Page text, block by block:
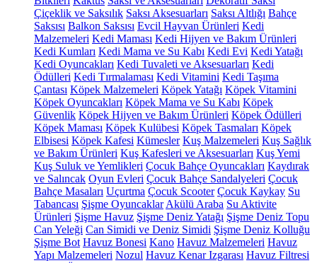
Çiçeklik ve Saksılık Saksı Aksesuarları Saksı Altlığı Bahçe
Saksısı Balkon Saksısı Evcil Hayvan Ürünleri Kedi
Malzemeleri Kedi Maması Kedi Hijyen ve Bakım Ürünleri
Kedi Kumları Kedi Mama ve Su Kabı Kedi Evi Kedi Yatağı
Kedi Oyuncakları Kedi Tuvaleti ve Aksesuarları Kedi
Ödülleri Kedi Tırmalaması Kedi Vitamini Kedi Taşıma
Çantası Köpek Malzemeleri Köpek Yatağı Köpek Vitamini
Köpek Oyuncakları Köpek Mama ve Su Kabı Köpek
Güvenlik Köpek Hijyen ve Bakım Ürünleri Köpek Ödülleri
Köpek Maması Köpek Kulübesi Köpek Tasmaları Köpek
Elbisesi Köpek Kafesi Kümesler Kuş Malzemeleri Kuş Sağlık
ve Bakım Ürünleri Kuş Kafesleri ve Aksesuarları Kuş Yemi
Kuş Suluk ve Yemlikleri Çocuk Bahçe Oyuncakları Kaydırak
ve Salıncak Oyun Evleri Çocuk Bahçe Sandalyeleri Çocuk
Bahçe Masaları Uçurtma Çocuk Scooter Çocuk Kaykay Su
Tabancası Şişme Oyuncaklar Akülü Araba Su Aktivite
Ürünleri Şişme Havuz Şişme Deniz Yatağı Şişme Deniz Topu
Can Yeleği Can Simidi ve Deniz Simidi Şişme Deniz Kolluğu
Şişme Bot Havuz Bonesi Kano Havuz Malzemeleri Havuz
Yapı Malzemeleri Nozul Havuz Kenar Izgarası Havuz Filtresi